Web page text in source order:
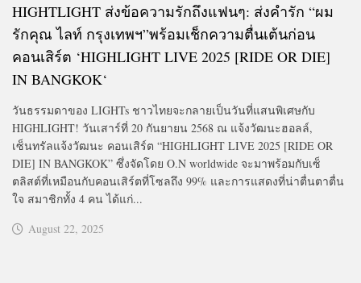
HIGHTLIGHT ส่งข้อความรักถึงแฟนๆ: ส่งคำรัก “ผม
รักคุณ ไลท์ กรุงเทพฯ”พร้อมเช็กความตื่นเต้นก่อน
คอนเสิร์ต ‘HIGHLIGHT LIVE 2025 [RIDE OR DIE]
IN BANGKOK‘
วันธรรมดาของ LIGHTs ชาวไทยจะกลายเป็นวันที่แสนพิเศษกับ
HIGHLIGHT! วันเสาร์ที่ 20 กันยายน 2568 ณ แจ้งวัฒนะฮอลล์,
เซ็นทรัลแจ้งวัฒนะ คอนเสิร์ต “HIGHLIGHT LIVE 2025 [RIDE OR
DIE] IN BANGKOK” ซึ่งจัดโดย O.N worldwide จะมาพร้อมกับเซ็
ตลิสต์ที่เหมือนกับคอนเสิร์ตที่โซลถึง 99% และการแสดงที่น่าตื่นตาตื่น
ใจ สมาชิกทั้ง 4 คน ได้แก่...
August 22, 2025